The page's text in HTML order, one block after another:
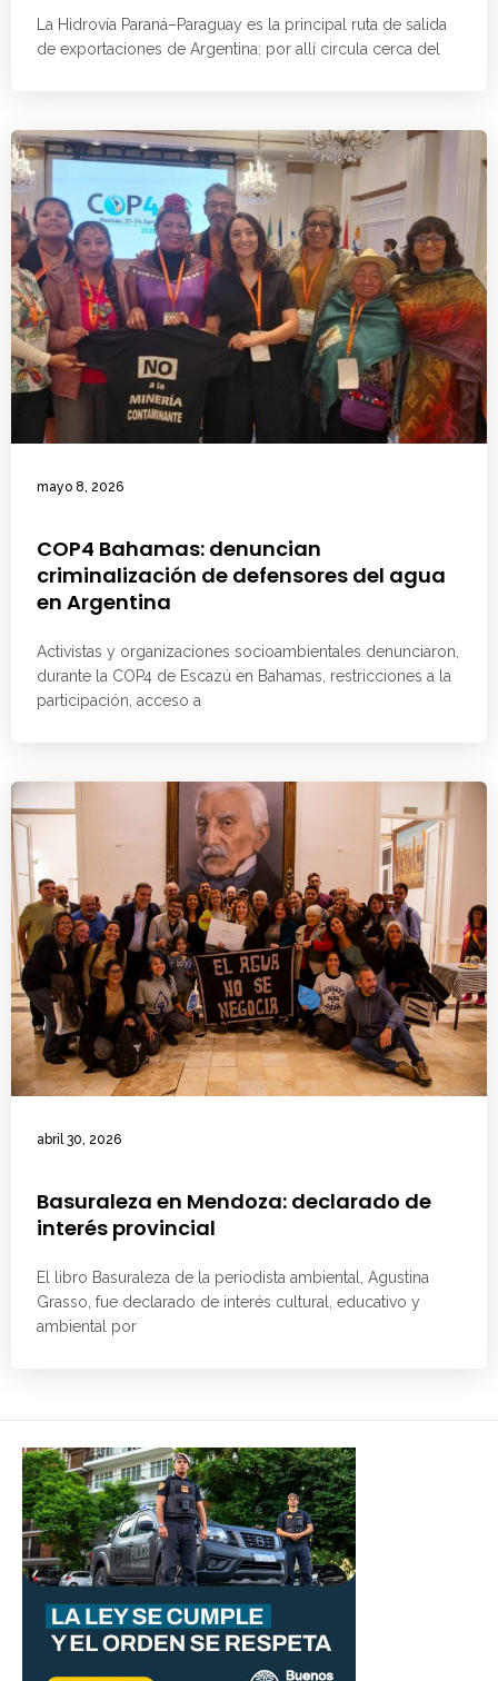
La Hidrovía Paraná–Paraguay es la principal ruta de salida
de exportaciones de Argentina: por allí circula cerca del
mayo 8, 2026
COP4 Bahamas: denuncian
criminalización de defensores del agua
en Argentina
Activistas y organizaciones socioambientales denunciaron,
durante la COP4 de Escazú en Bahamas, restricciones a la
participación, acceso a
abril 30, 2026
Basuraleza en Mendoza: declarado de
interés provincial
El libro Basuraleza de la periodista ambiental, Agustina
Grasso, fue declarado de interés cultural, educativo y
ambiental por